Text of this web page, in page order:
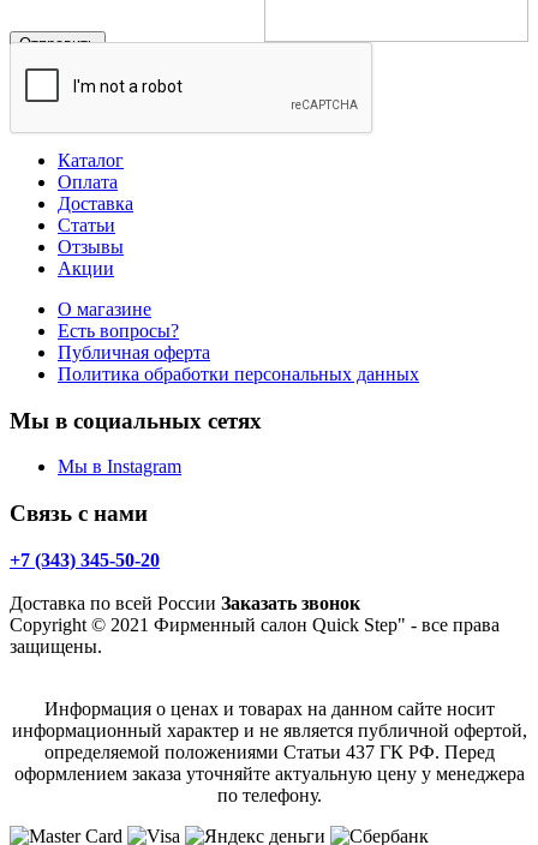
Информация
Каталог
Оплата
Доставка
Статьи
Отзывы
Акции
О магазине
Есть вопросы?
Публичная оферта
Политика обработки персональных данных
Мы в социальных сетях
Мы в Instagram
Связь с нами
+7 (343) 345-50-20
Доставка по всей России Заказать звонок
Copyright © 2021 Фирменный салон Quick Step" - все права
защищены.
Информация о ценах и товарах на данном сайте носит
информационный характер и не является публичной офертой,
определяемой положениями Статьи 437 ГК РФ. Перед
оформлением заказа уточняйте актуальную цену у менеджера
по телефону.